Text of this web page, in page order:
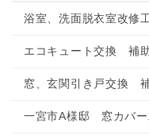
浴室、洗面脱衣室改修
エコキュート交換 補
窓、玄関引き戸交換
一宮市A様邸 窓カバー